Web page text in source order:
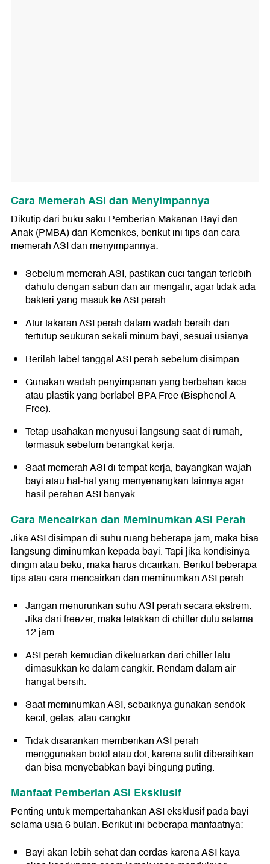
Cara Memerah ASI dan Menyimpannya
Dikutip dari buku saku Pemberian Makanan Bayi dan
Anak (PMBA) dari Kemenkes, berikut ini tips dan cara
memerah ASI dan menyimpannya:
Sebelum memerah ASI, pastikan cuci tangan terlebih
dahulu dengan sabun dan air mengalir, agar tidak ada
bakteri yang masuk ke ASI perah.
Atur takaran ASI perah dalam wadah bersih dan
tertutup seukuran sekali minum bayi, sesuai usianya.
Berilah label tanggal ASI perah sebelum disimpan.
Gunakan wadah penyimpanan yang berbahan kaca
atau plastik yang berlabel BPA Free (Bisphenol A
Free).
Tetap usahakan menyusui langsung saat di rumah,
termasuk sebelum berangkat kerja.
Saat memerah ASI di tempat kerja, bayangkan wajah
bayi atau hal-hal yang menyenangkan lainnya agar
hasil perahan ASI banyak.
Cara Mencairkan dan Meminumkan ASI Perah
Jika ASI disimpan di suhu ruang beberapa jam, maka bisa
langsung diminumkan kepada bayi. Tapi jika kondisinya
dingin atau beku, maka harus dicairkan. Berikut beberapa
tips atau cara mencairkan dan meminumkan ASI perah:
Jangan menurunkan suhu ASI perah secara ekstrem.
Jika dari freezer, maka letakkan di chiller dulu selama
12 jam.
ASI perah kemudian dikeluarkan dari chiller lalu
dimasukkan ke dalam cangkir. Rendam dalam air
hangat bersih.
Saat meminumkan ASI, sebaiknya gunakan sendok
kecil, gelas, atau cangkir.
Tidak disarankan memberikan ASI perah
menggunakan botol atau dot, karena sulit dibersihkan
dan bisa menyebabkan bayi bingung puting.
Manfaat Pemberian ASI Eksklusif
Penting untuk mempertahankan ASI eksklusif pada bayi
selama usia 6 bulan. Berikut ini beberapa manfaatnya:
Bayi akan lebih sehat dan cerdas karena ASI kaya